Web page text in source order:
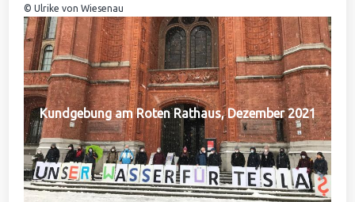
© Ulrike von Wiesenau
Kundgebung am Roten Rathaus, Dezember 2021